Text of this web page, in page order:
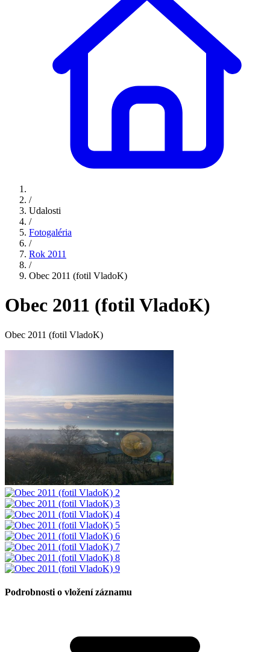
/
Udalosti
/
Fotogaléria
/
Rok 2011
/
Obec 2011 (fotil VladoK)
Obec 2011 (fotil VladoK)
Obec 2011 (fotil VladoK)
Podrobnosti o vložení záznamu